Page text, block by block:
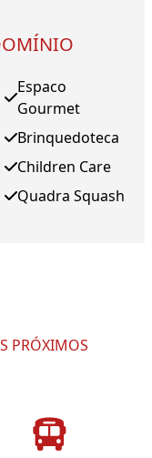
Espaco
Gourmet
Brinquedoteca
Children Care
Quadra Squash
PRÓXIMOS